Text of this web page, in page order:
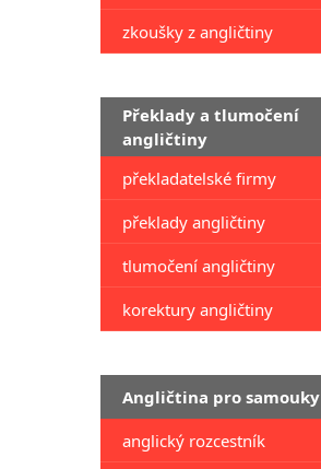
zkoušky z angličtiny
Překlady a tlumočení
angličtiny
překladatelské firmy
překlady angličtiny
tlumočení angličtiny
korektury angličtiny
Angličtina pro samouky
anglický rozcestník